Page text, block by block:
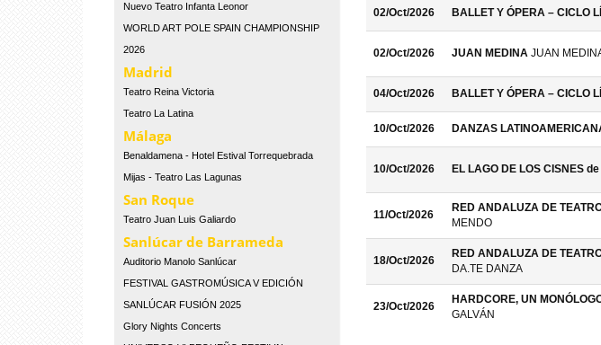
Nuevo Teatro Infanta Leonor
WORLD ART POLE SPAIN CHAMPIONSHIP
2026
Madrid
Teatro Reina Victoria
Teatro La Latina
Málaga
Benaldamena - Hotel Estival Torrequebrada
Mijas - Teatro Las Lagunas
San Roque
Teatro Juan Luis Galiardo
Sanlúcar de Barrameda
Auditorio Manolo Sanlúcar
FESTIVAL GASTROMÚSICA V EDICIÓN
SANLÚCAR FUSIÓN 2025
Glory Nights Concerts
02/Oct/2026 BALLET Y ÓPERA – CICLO
02/Oct/2026 JUAN MEDINA JUAN
04/Oct/2026 BALLET Y ÓPERA – CICLO
10/Oct/2026 DANZAS
10/Oct/2026 EL LAGO DE LOS CISNES
11/Oct/2026
RED ANDALUZA DE
MENDO
18/Oct/2026
RED ANDALUZA DE
DA.TE DANZA
23/Oct/2026
HARDCORE, UN
GALVÁN